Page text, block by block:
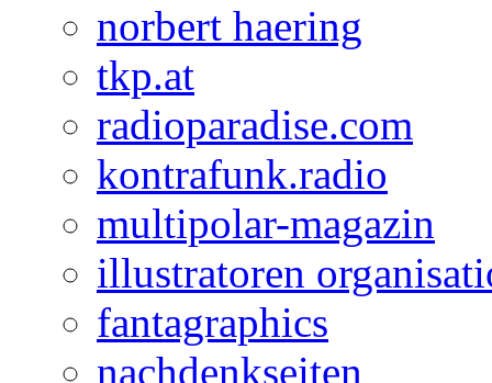
norbert haering
tkp.at
radioparadise.com
kontrafunk.radio
multipolar-magazin
illustratoren
fantagraphics
nachdenkseiten